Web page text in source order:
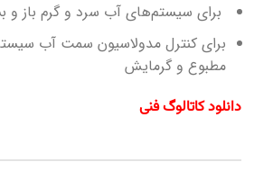
برای سیستم‌های آب سرد و گرم باز و
برای کنترل مدولاسیون سمت آب
مطبوع و گرمایش
دانلود کاتالوگ فنی